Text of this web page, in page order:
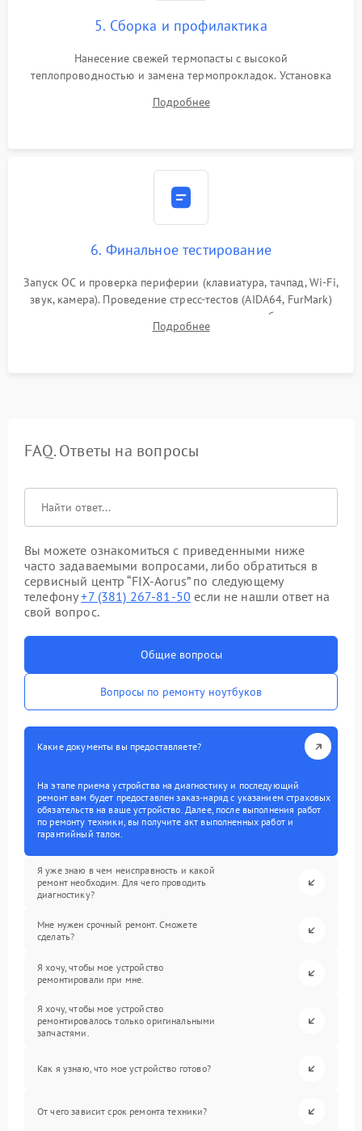
5. Сборка и профилактика
Нанесение свежей термопасты с высокой
теплопроводностью и замена термопрокладок. Установка
шлейфов, модулей памяти и накопителей. Предварительная
Подробнее
6. Финальное тестирование
Запуск ОС и проверка периферии (клавиатура, тачпад, Wi-Fi,
звук, камера). Проведение стресс-тестов (AIDA64, FurMark)
для контроля температурного режима и стабильности
системы под пиковой нагрузкой.
Подробнее
FAQ. Ответы на вопросы
Вы можете ознакомиться с приведенными ниже
часто задаваемыми вопросами, либо обратиться в
сервисный центр “FIX-Aorus” по следующему
телефону+7 (381) 267-81-50 если не нашли ответ на
свой вопрос.
Общие вопросы
Вопросы по ремонту ноутбуков
Какие документы вы предоставляете?
На этапе приема устройства на диагностику и последующий
ремонт вам будет предоставлен заказ-наряд с указанием страховых
обязательств на ваше устройство. Далее, после выполнения работ
по ремонту техники, вы получите акт выполненных работ и
гарантийный талон.
Я уже знаю в чем неисправность и какой
ремонт необходим. Для чего проводить
диагностику?
Мне нужен срочный ремонт. Сможете
сделать?
Я хочу, чтобы мое устройство
ремонтировали при мне.
Я хочу, чтобы мое устройство
ремонтировалось только оригинальными
запчастями.
Как я узнаю, что мое устройство готово?
От чего зависит срок ремонта техники?